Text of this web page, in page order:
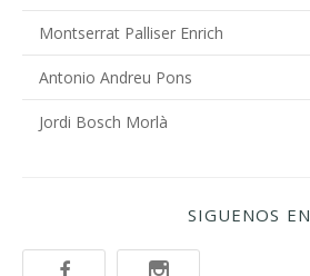
Montserrat Palliser Enrich
Antonio Andreu Pons
Jordi Bosch Morlà
SIGUENOS EN